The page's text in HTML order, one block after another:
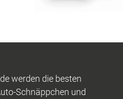
werden die besten
Schnäppchen und